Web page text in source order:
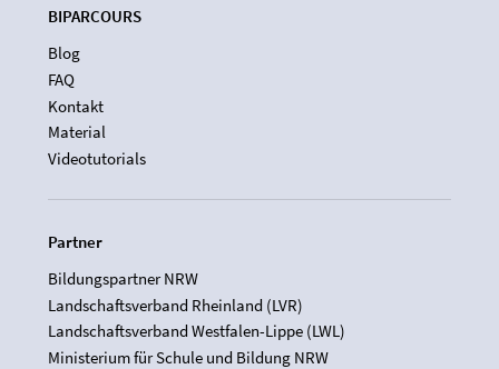
BIPARCOURS
Blog
FAQ
Kontakt
Material
Videotutorials
Partner
Bildungspartner NRW
Landschaftsverband Rheinland (LVR)
Landschaftsverband Westfalen-Lippe (LWL)
Ministerium für Schule und Bildung NRW